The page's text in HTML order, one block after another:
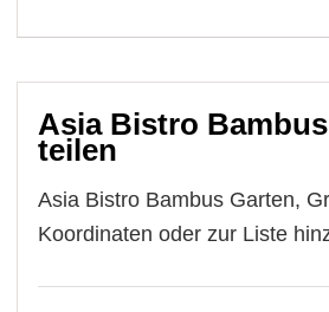
Asia Bistro
teilen
Asia Bistro Bambus Garten,
Koordinaten oder zur Liste